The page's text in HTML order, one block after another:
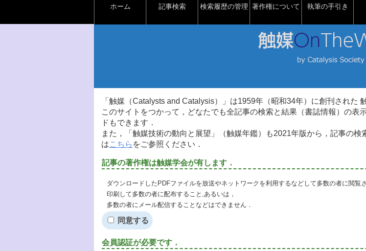
ホーム 記事検索 検索履歴の管理 著作権について 執筆の手引き
「触媒（Catalysts and Catalysis）」は1959年（昭和34年）に創刊された
このサイトをつかって，どなたでも全記事の検索と結果（書誌情報）の表
ドもできます．
また，「触媒技術の動向と展望」（触媒年鑑）も2021年版から，記事の
はこちら をご参照ください．
記事の著作権は触媒学会が有します．
ダウンロードしたPDFファイルを放送やネットワークを利用するなどして多数の者に閲覧
印刷して多数の者に配布すること,あるいは，
多数の者にメール配信することなどはできません．
同意する
会員認証が必要です．